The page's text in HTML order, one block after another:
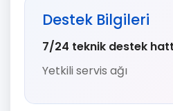
Destek Bilgileri
7/24 teknik destek
Yetkili servis ağı